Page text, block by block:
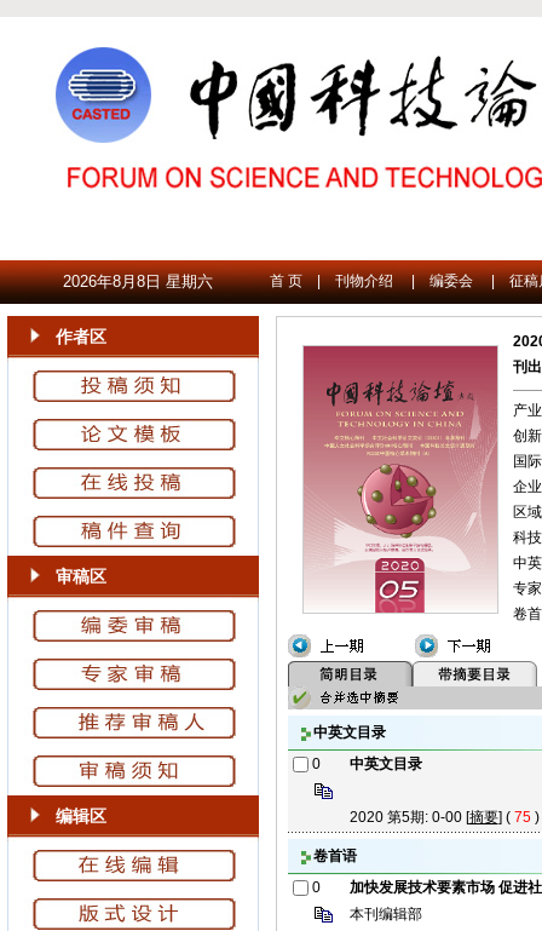
2026年8月8日 星期六 首 页 | 刊物介绍 | 编委会 | 征稿
作者区
审稿区
编辑区
刊
产
创
国
企
区
科
中
专
卷
中英文目录
0
中英文目录
2020 第5期: 0-00 [摘要] (75)
卷首语
0
加快发展技术要素市场 促进
本刊编辑部